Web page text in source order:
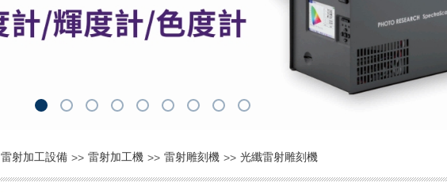
雷射加工設備 >> 雷射加工機 >> 雷射雕刻機 >> 光纖雷射雕刻機